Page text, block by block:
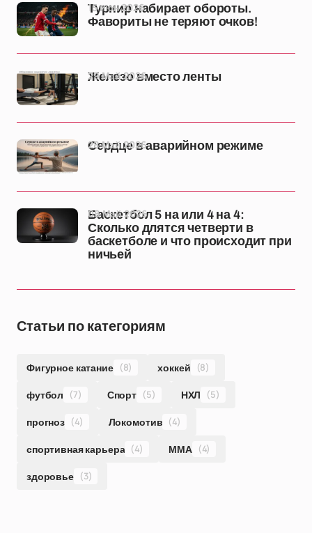
Турнир набирает обороты.
Фавориты не теряют очков!
15 июн 2026
Железо вместо ленты
29 Май 2026
Сердце в аварийном режиме
28 Май 2026
Баскетбол 5 на или 4 на 4:
Сколько длятся четверти в
баскетболе и что происходит при
ничьей
08 Май 2026
Статьи по категориям
Фигурное катание (8) хоккей (8)
футбол (7) Спорт (5) НХЛ (5)
прогноз (4) Локомотив (4)
спортивная карьера (4) ММА (4)
здоровье (3)